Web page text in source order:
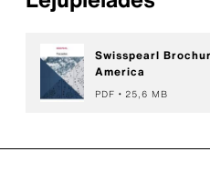
Swisspearl
America
PDF 25,6 MB